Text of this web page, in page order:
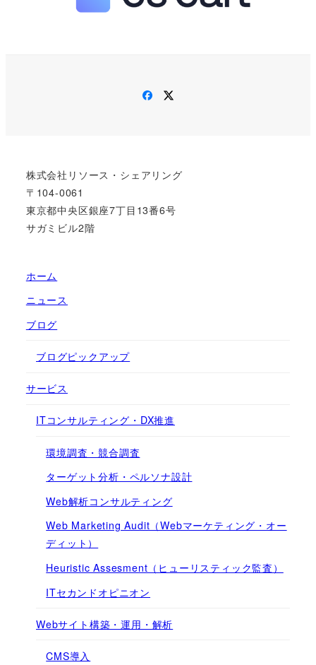
Facebook
株式会社リソース・シェアリング
〒104-0061
東京都中央区銀座7丁目13番6号
サガミビル2階
ホーム
ニュース
ブログ
ブログピックアップ
サービス
ITコンサルティング・DX推進
環境調査・競合調査
ターゲット分析・ペルソナ設計
Web解析コンサルティング
Web Marketing Audit（Webマーケティング・オー
ディット）
Heuristic Assesment（ヒューリスティック監査）
ITセカンドオピニオン
Webサイト構築・運用・解析
CMS導入